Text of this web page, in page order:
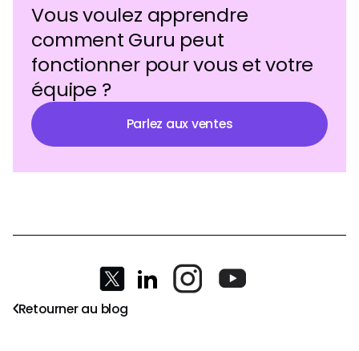
Vous voulez apprendre
comment Guru peut
fonctionner pour vous et votre
équipe ?
Parlez aux ventes
Retourner au blog